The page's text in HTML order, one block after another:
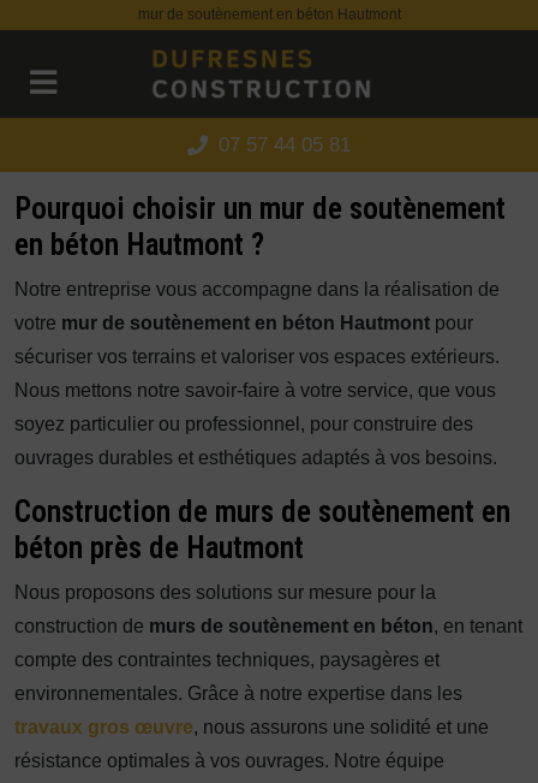
mur de soutènement en béton Hautmont
07 57 44 05 81
Pourquoi choisir un mur de soutènement
en béton Hautmont ?
Notre entreprise vous accompagne dans la réalisation de
votre mur de soutènement en béton Hautmont pour
sécuriser vos terrains et valoriser vos espaces extérieurs.
Nous mettons notre savoir-faire à votre service, que vous
soyez particulier ou professionnel, pour construire des
ouvrages durables et esthétiques adaptés à vos besoins.
Construction de murs de soutènement en
béton près de Hautmont
Nous proposons des solutions sur mesure pour la
construction de murs de soutènement en béton, en tenant
compte des contraintes techniques, paysagères et
environnementales. Grâce à notre expertise dans les
travaux gros œuvre, nous assurons une solidité et une
résistance optimales à vos ouvrages. Notre équipe
Panneau de gestion des cookies